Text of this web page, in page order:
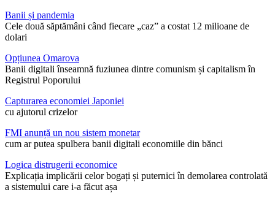
Banii și pandemia
Cele două săptămâni când fiecare „caz” a costat 12 milioane de
dolari
Opțiunea Omarova
Banii digitali înseamnă fuziunea dintre comunism și capitalism în
Registrul Poporului
Capturarea economiei Japoniei
cu ajutorul crizelor
FMI anunță un nou sistem monetar
cum ar putea spulbera banii digitali economiile din bănci
Logica distrugerii economice
Explicația implicării celor bogați și puternici în demolarea controlată
a sistemului care i-a făcut așa